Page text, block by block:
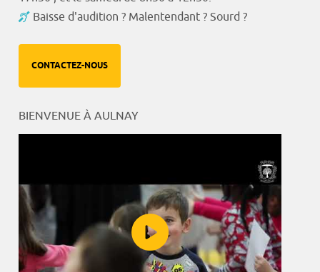
Baisse d'audition ? Malentendant ? Sourd ?
CONTACTEZ-NOUS
BIENVENUE À AULNAY